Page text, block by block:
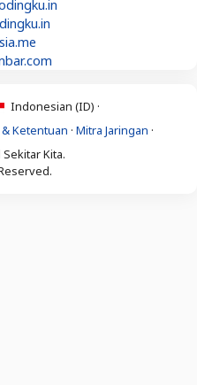
Indonesian (ID) ·
Ketentuan · Mitra Jaringan ·
Kita.